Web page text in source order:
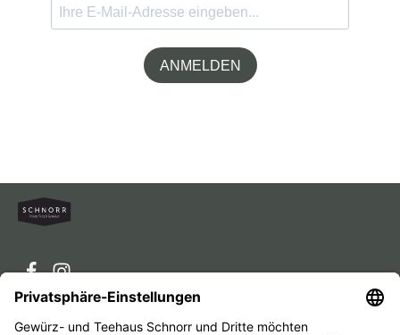
ANMELDEN
Service-Hotline